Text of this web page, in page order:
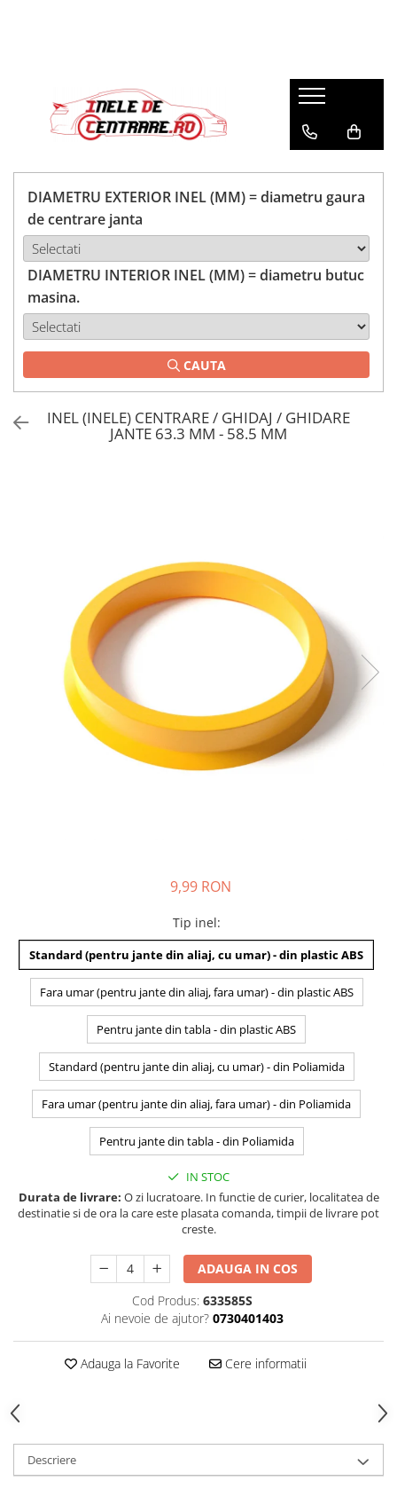
DIAMETRU EXTERIOR INEL (MM) = diametru gaura
de centrare janta
DIAMETRU INTERIOR INEL (MM) = diametru butuc
masina.
CAUTA
INEL (INELE) CENTRARE / GHIDAJ / GHIDARE
JANTE 63.3 MM - 58.5 MM
9,99 RON
Tip inel:
Standard (pentru jante din aliaj, cu umar) - din plastic ABS
Fara umar (pentru jante din aliaj, fara umar) - din plastic ABS
Pentru jante din tabla - din plastic ABS
Standard (pentru jante din aliaj, cu umar) - din Poliamida
Fara umar (pentru jante din aliaj, fara umar) - din Poliamida
Pentru jante din tabla - din Poliamida
IN STOC
Durata de livrare: O zi lucratoare. In functie de curier, localitatea de
destinatie si de ora la care este plasata comanda, timpii de livrare pot
creste.
ADAUGA IN COS
Cod Produs: 633585S
Ai nevoie de ajutor? 0730401403
Adauga la Favorite Cere informatii
Descriere